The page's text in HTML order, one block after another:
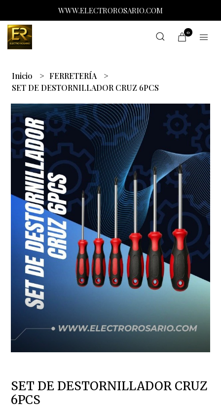
WWW.ELECTROROSARIO.COM
0
Inicio
FERRETERÍA
SET DE DESTORNILLADOR CRUZ 6PCS
SET DE DESTORNILLADOR CRUZ
6PCS